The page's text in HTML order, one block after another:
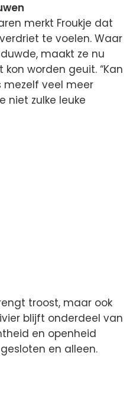
merkt Froukje dat
te voelen. Waar
maakt ze nu
worden geuit. “Kan
mezelf veel meer
niet zulke leuke
troost, maar ook
blijft onderdeel van
en openheid
en alleen.